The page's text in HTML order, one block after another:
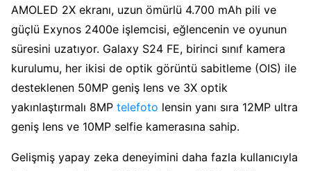
AMOLED 2X ekranı, uzun ömürlü 4.700 mAh pili ve
güçlü Exynos 2400e işlemcisi, eğlencenin ve oyunun
süresini uzatıyor. Galaxy S24 FE, birinci sınıf kamera
kurulumu, her ikisi de optik görüntü sabitleme (OIS) ile
desteklenen 50MP geniş lens ve 3X optik
yakınlaştırmalı 8MP telefoto lensin yanı sıra 12MP ultra
geniş lens ve 10MP selfie kamerasına sahip.
Gelişmiş yapay zeka deneyimini daha fazla kullanıcıyla